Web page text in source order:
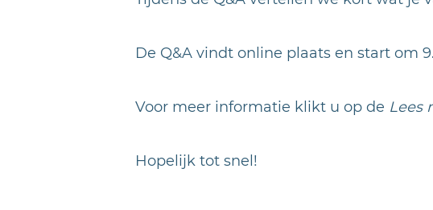
De Q&A vindt online plaats en start om
Voor meer informatie klikt u op de Lees
Hopelijk tot snel!